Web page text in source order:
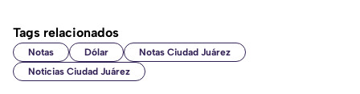
Tags relacionados
Notas Dólar
Notas Ciudad Juárez
Noticias Ciudad Juárez